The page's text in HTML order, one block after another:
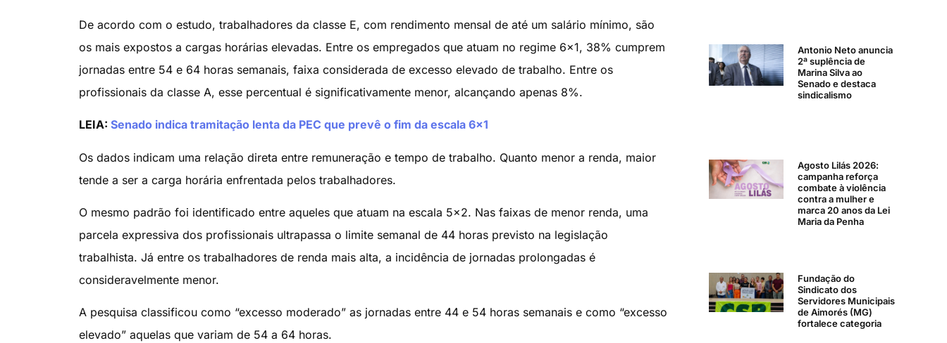
De acordo com o estudo, trabalhadores da classe E, com rendimento mensal de até um salário mínimo, são
os mais expostos a cargas horárias elevadas. Entre os empregados que atuam no regime 6×1, 38% cumprem
jornadas entre 54 e 64 horas semanais, faixa considerada de excesso elevado de trabalho. Entre os
profissionais da classe A, esse percentual é significativamente menor, alcançando apenas 8%.
LEIA: Senado indica tramitação lenta da PEC que prevê o fim da escala 6×1
Os dados indicam uma relação direta entre remuneração e tempo de trabalho. Quanto menor a renda, maior
tende a ser a carga horária enfrentada pelos trabalhadores.
O mesmo padrão foi identificado entre aqueles que atuam na escala 5×2. Nas faixas de menor renda, uma
parcela expressiva dos profissionais ultrapassa o limite semanal de 44 horas previsto na legislação
trabalhista. Já entre os trabalhadores de renda mais alta, a incidência de jornadas prolongadas é
consideravelmente menor.
A pesquisa classificou como “excesso moderado” as jornadas entre 44 e 54 horas semanais e como “excesso
elevado” aquelas que variam de 54 a 64 horas.
Antonio Neto anuncia
2ª suplência de
Marina Silva ao
Senado e destaca
sindicalismo
Agosto Lilás 2026:
campanha reforça
combate à violência
contra a mulher e
marca 20 anos da Lei
Maria da Penha
Fundação do
Sindicato dos
Servidores Municipais
de Aimorés (MG)
fortalece categoria